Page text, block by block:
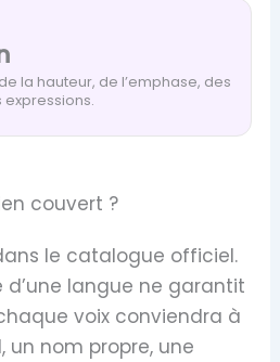
la hauteur, de l’emphase, des
couvert ?
le catalogue officiel.
d’une langue ne garantit
voix conviendra à
nom propre, une